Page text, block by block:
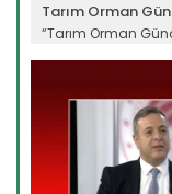
Tarım Orman
“Tarım Orman
Devamını Oku ->